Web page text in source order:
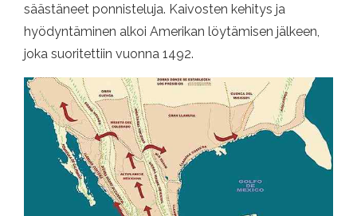
säästäneet ponnisteluja. Kaivosten kehitys ja
hyödyntäminen alkoi Amerikan löytämisen jälkeen,
joka suoritettiin vuonna 1492.